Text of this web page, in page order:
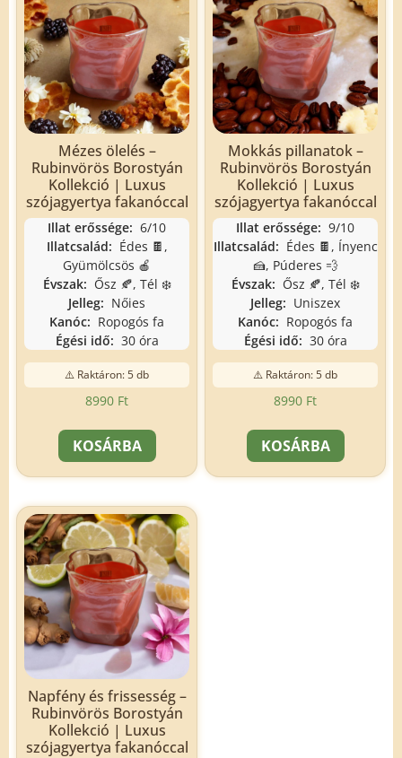
Mézes ölelés –
Rubinvörös Borostyán
Kollekció | Luxus
szójagyertya fakanóccal
Illat erőssége: 6/10
Illatcsalád: Édes 🍫,
Gyümölcsös 🍎
Évszak: Ősz 🍂, Tél ❄️
Jelleg: Nőies
Kanóc: Ropogós fa
Égési idő: 30 óra
⚠️ Raktáron: 5 db
8990 Ft
KOSÁRBA
Mokkás pillanatok –
Rubinvörös Borostyán
Kollekció | Luxus
szójagyertya fakanóccal
Illat erőssége: 9/10
Illatcsalád: Édes 🍫, Ínyenc
🍰, Púderes 💨
Évszak: Ősz 🍂, Tél ❄️
Jelleg: Uniszex
Kanóc: Ropogós fa
Égési idő: 30 óra
⚠️ Raktáron: 5 db
8990 Ft
KOSÁRBA
Napfény és frissesség –
Rubinvörös Borostyán
Kollekció | Luxus
szójagyertya fakanóccal